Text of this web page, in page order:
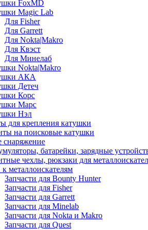
FoxMD
Magic Lab
Для Fisher
Для Garrett
Для Nokta|Makro
Для Квэст
Для Минелаб
Nokta|Makro
АКА
Детеч
Корс
Марс
Нэл
для крепления катушки
на поисковые катушки
снаряжение
батарейки, зарядные
чехлы, рюкзаки для
металлоискателям
Запчасти для Bounty Hunter
Запчасти для Fisher
Запчасти для Garrett
Запчасти для Minelab
Запчасти для Nokta и Makro
Запчасти для Quest